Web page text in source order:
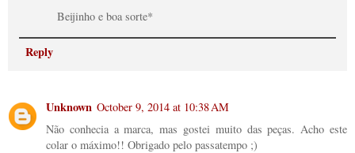
Beijinho e boa sorte*
Reply
Unknown October 9, 2014 at 10:38 AM
Não conhecia a marca, mas gostei muito das peças. Acho este
colar o máximo!! Obrigado pelo passatempo ;)